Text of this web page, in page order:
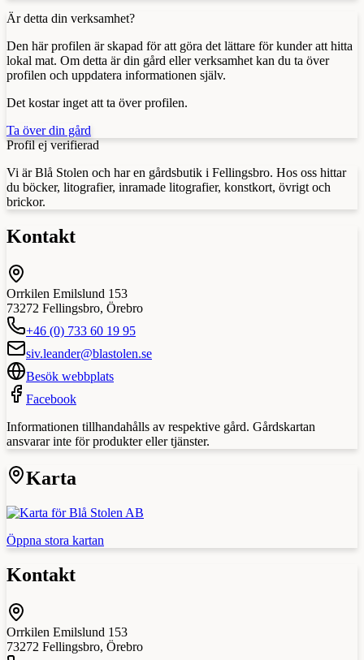
Är detta din verksamhet?
Den här profilen är skapad för att göra det lättare för kunder att hitta
lokal mat. Om detta är din gård eller verksamhet kan du ta över
profilen och uppdatera informationen själv.
Det kostar inget att ta över profilen.
Ta över din gård
Profil ej verifierad
Vi är Blå Stolen och har en gårdsbutik i Fellingsbro. Hos oss hittar
du böcker, litografier, inramade litografier, konstkort, övrigt och
brickor.
Kontakt
Orrkilen Emilslund 153
73272 Fellingsbro, Örebro
+46 (0) 733 60 19 95
siv.leander@blastolen.se
Besök webbplats
Facebook
Informationen tillhandahålls av respektive gård. Gårdskartan
ansvarar inte för produkter eller tjänster.
Karta
Öppna stora kartan
Kontakt
Orrkilen Emilslund 153
73272 Fellingsbro, Örebro